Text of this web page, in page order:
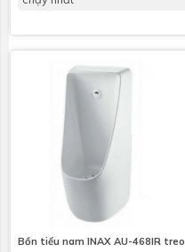
Bồn tiểu nam INAX AU-468IR treo